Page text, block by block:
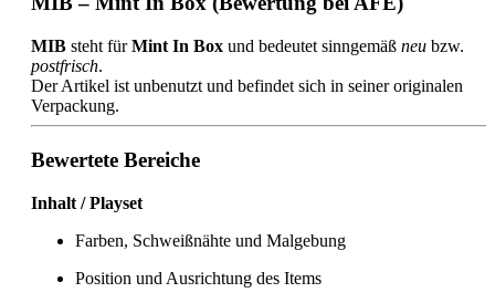
MIB steht fürMint In Box und bedeutet sinngemäß neu bzw.
postfrisch.
Der Artikel ist unbenutzt und befindet sich in seiner originalen
Verpackung.
Bewertete Bereiche
Inhalt / Playset
Farben, Schweißnähte und Malgebung
Position und Ausrichtung des Items